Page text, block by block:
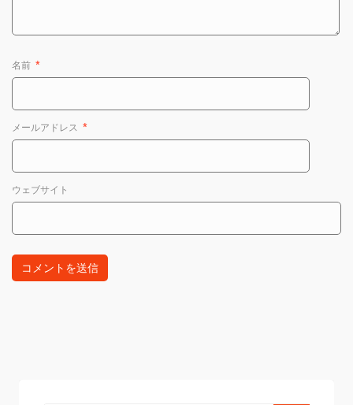
名前 *
メールアドレス *
ウェブサイト